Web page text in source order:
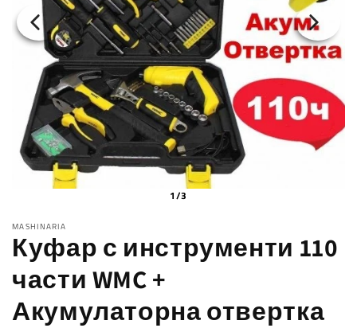
1/3
MASHINARIA
Куфар с инструменти 110
части WMC +
Акумулаторна отвертка